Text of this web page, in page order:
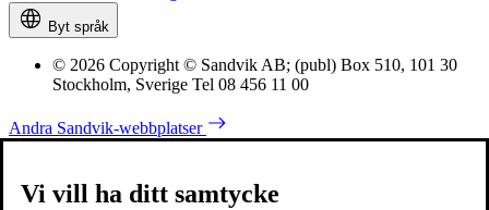
Byt språk
© 2026 Copyright © Sandvik AB; (publ) Box 510, 101 30
Stockholm, Sverige Tel 08 456 11 00
Andra Sandvik-webbplatser
Vi vill ha ditt samtycke